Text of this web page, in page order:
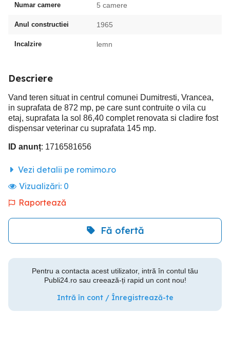
Numar camere 5 camere
Anul constructiei 1965
Incalzire lemn
Descriere
Vand teren situat in centrul comunei Dumitresti, Vrancea,
in suprafata de 872 mp, pe care sunt contruite o vila cu
etaj, suprafata la sol 86,40 complet renovata si cladire fost
dispensar veterinar cu suprafata 145 mp.
ID anunț: 1716581656
Vezi detalii pe romimo.ro
Vizualizări: 0
Raportează
Fă ofertă
Pentru a contacta acest utilizator, intră în contul tău
Publi24.ro sau creează-ți rapid un cont nou!
Intră în cont / Înregistrează-te